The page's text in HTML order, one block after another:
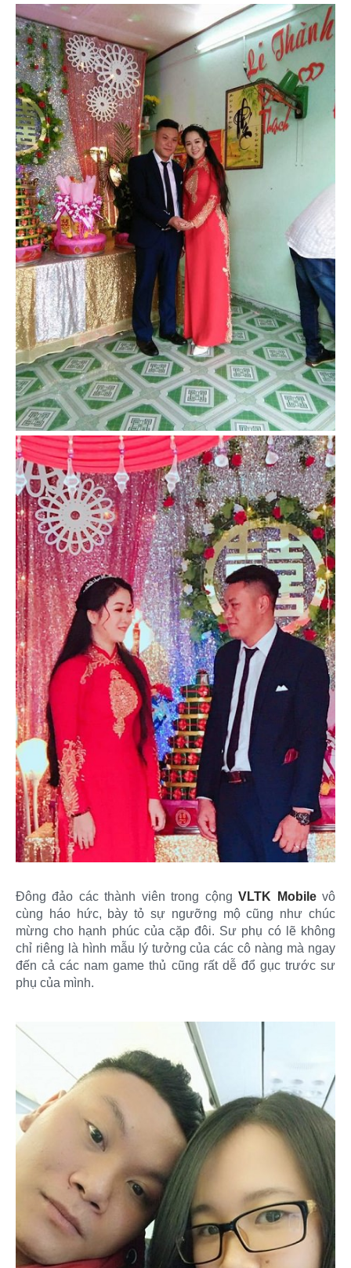
Đông đảo các thành viên trong cộngVLTK Mobilevô
cùng háo hức, bày tỏ sự ngưỡng mộ cũng như chúc
mừng cho hạnh phúc của cặp đôi. Sư phụ có lẽ không
chỉ riêng là hình mẫu lý tưởng của các cô nàng mà ngay
đến cả các nam game thủ cũng rất dễ đổ gục trước sư
phụ của mình.